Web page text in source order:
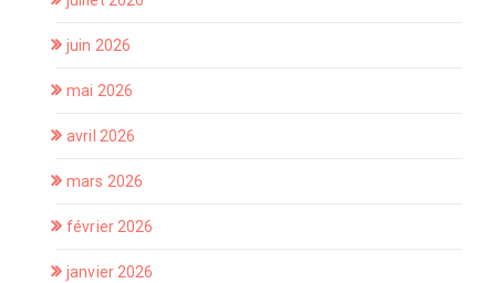
juin 2026
mai 2026
avril 2026
mars 2026
février 2026
janvier 2026